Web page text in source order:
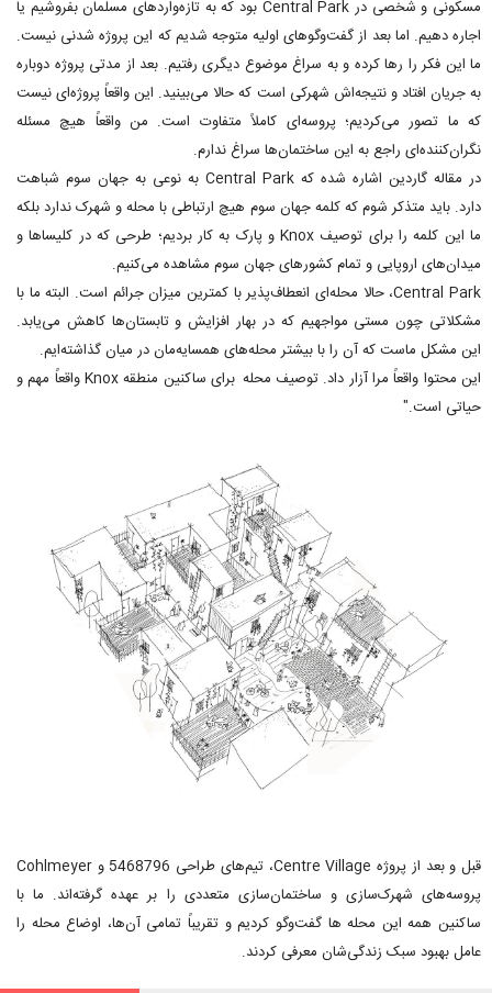
مسکونی و شخصی در Central Park بود که به تازه‌واردهای مسلمان بفروشیم یا
اجاره دهیم. اما بعد از گفت‌وگوهای اولیه متوجه شدیم که این پروژه شدنی نیست.
ما این فکر را رها کرده و به سراغ موضوع دیگری رفتیم. بعد از مدتی پروژه دوباره
به جریان افتاد و نتیجه‌اش شهرکی است که حالا می‌بینید. این واقعاً پروژه‌ای نیست
که ما تصور می‌کردیم؛ پروسه‌ای کاملاً متفاوت است. من واقعاً هیچ مسئله
نگران‌کننده‌ای راجع به این ساختمان‌ها سراغ ندارم.
در مقاله گاردین اشاره شده که Central Park به نوعی به جهان سوم شباهت
دارد. باید متذکر شوم که کلمه جهان سوم هیچ ارتباطی با محله و شهرک ندارد بلکه
ما این کلمه را برای توصیف Knox و پارک به کار بردیم؛ طرحی که در کلیساها و
میدان‌های اروپایی و تمام کشورهای جهان سوم مشاهده می‌کنیم.
Central Park، حالا محله‌ای انعطاف‌پذیر با کمترین میزان جرائم است. البته ما با
مشکلاتی چون مستی مواجهیم که در بهار افزایش و تابستان‌ها کاهش می‌یابد.
این مشکل ماست که آن را با بیشتر محله‌های همسایه‌مان در میان گذاشته‌ایم.
این محتوا واقعاً مرا آزار داد. توصیف محله برای ساکنین منطقه Knox واقعاً مهم و
حیاتی است."
قبل و بعد از پروژه Centre Village، تیم‌های طراحی 5468796 و Cohlmeyer
پروسه‌های شهرک‌سازی و ساختمان‌سازی متعددی را بر عهده گرفته‌اند. ما با
ساکنین همه این محله ها گفت‌وگو کردیم و تقریباً تمامی آن‌ها، اوضاع محله را
عامل بهبود سبک زندگی‌شان معرفی کردند.